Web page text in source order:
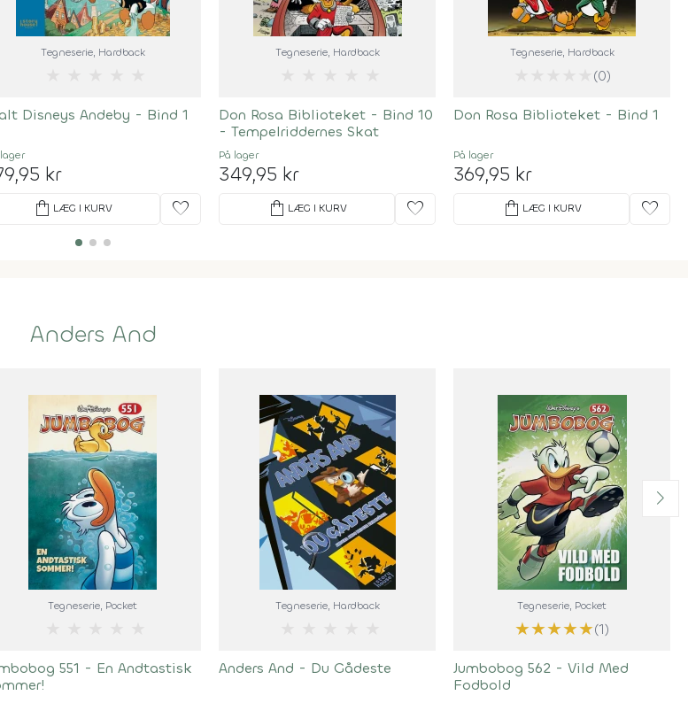
Tegneserie, Hardback
Disneys Andeby - Bind 1
kr
shopping_bag LÆG I KURV favorite
Tegneserie, Hardback
Don Rosa Biblioteket - Bind 10
- Tempelriddernes Skat
På lager
349,95 kr
shopping_bag LÆG I KURV favorite
Tegneserie, Hardback
(0)
Don Rosa Biblioteket - Bind 1
På lager
369,95 kr
shopping_bag LÆG I KURV favorite
Anders And
Tegneserie, Pocket
551 - En Andtastisk
Tegneserie, Hardback
Anders And - Du Gådeste
Tegneserie, Pocket
★★★★★(1)
Jumbobog 562 - Vild Med
Fodbold